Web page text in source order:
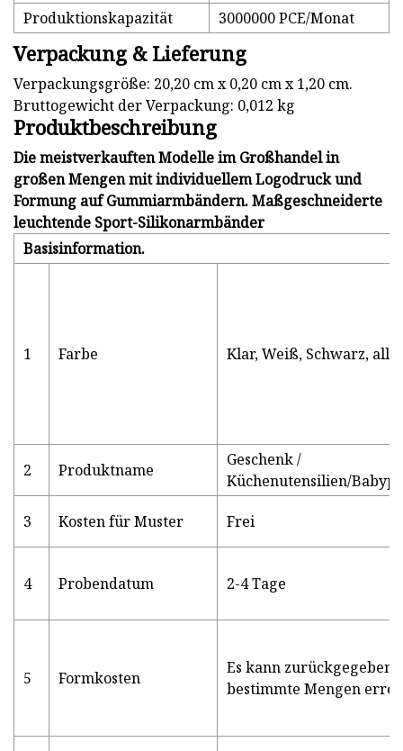
Produktionskapazität
3000000 PCE/Monat
Verpackung & Lieferung
Verpackungsgröße: 20,20 cm x 0,20 cm x 1,20 cm.
Bruttogewicht der Verpackung: 0,012 kg
Produktbeschreibung
Die meistverkauften Modelle im Großhandel in
großen Mengen mit individuellem Logodruck und
Formung auf Gummiarmbändern. Maßgeschneiderte
leuchtende Sport-Silikonarmbänder
Basisinformation.
1 Farbe Klar, Weiß, Schwarz,
2 Produktname
Geschenk /
Küchenutensilien/
3 Kosten für Muster Frei
4 Probendatum 2-4 Tage
5 Formkosten
Es kann zurückgegeben
bestimmte Mengen